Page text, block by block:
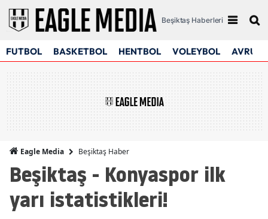
Beşiktaş Haberleri
FUTBOL BASKETBOL HENTBOL VOLEYBOL
Eagle Media Beşiktaş Haber
Beşiktaş - Konyaspor ilk
yarı istatistikleri!